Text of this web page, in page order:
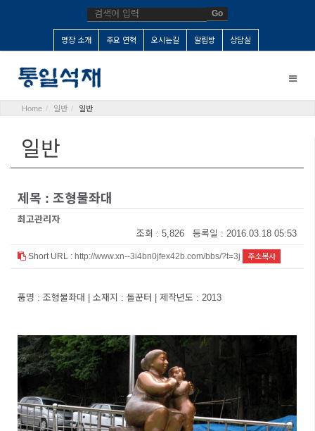
Go
명장 소개 주요 연혁 오시는길 알림방 상담실
Toggle
Home 일반 일반
일반
제목 : 조형물좌대
최고관리자
조회 : 5,826 등록일 : 2016.03.18 05:53
Short URL : http://www.xn--3i4bn0jfex42b.com/bbs/?t=3j 주소복사
품명 : 조형물좌대 | 소재지 : 돌꾼터 | 제작년도 : 2013